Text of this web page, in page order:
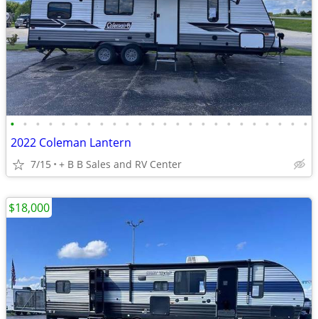
• • • • • • • • • • • • • • • • • • • • • • • •
2022 Coleman Lantern
7/15 + B B Sales and RV Center
$18,000